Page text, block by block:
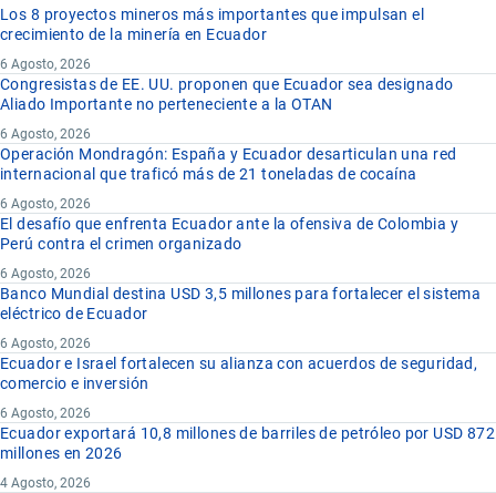
Los 8 proyectos mineros más importantes que impulsan el
crecimiento de la minería en Ecuador
6 Agosto, 2026
Congresistas de EE. UU. proponen que Ecuador sea designado
Aliado Importante no perteneciente a la OTAN
6 Agosto, 2026
Operación Mondragón: España y Ecuador desarticulan una red
internacional que traficó más de 21 toneladas de cocaína
6 Agosto, 2026
El desafío que enfrenta Ecuador ante la ofensiva de Colombia y
Perú contra el crimen organizado
6 Agosto, 2026
Banco Mundial destina USD 3,5 millones para fortalecer el sistema
eléctrico de Ecuador
6 Agosto, 2026
Ecuador e Israel fortalecen su alianza con acuerdos de seguridad,
comercio e inversión
6 Agosto, 2026
Ecuador exportará 10,8 millones de barriles de petróleo por USD 872
millones en 2026
4 Agosto, 2026